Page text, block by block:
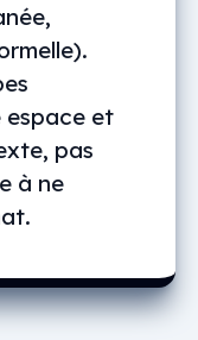
espace et
pas
à ne